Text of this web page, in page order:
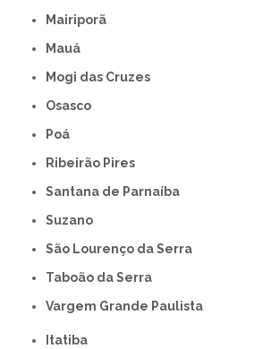
Mairiporã
Mauá
Mogi das Cruzes
Osasco
Poá
Ribeirão Pires
Santana de Parnaíba
Suzano
São Lourenço da Serra
Taboão da Serra
Vargem Grande Paulista
Itatiba